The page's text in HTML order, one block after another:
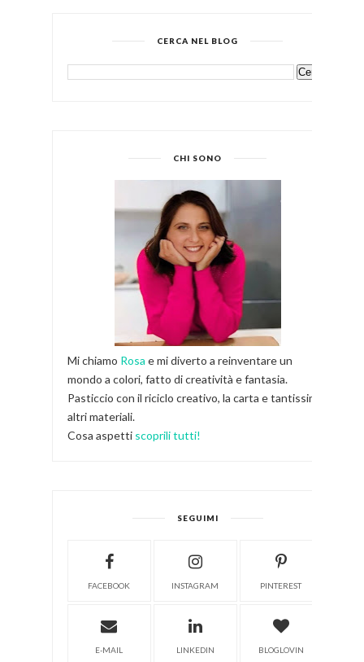
CERCA NEL BLOG
CHI SONO
Mi chiamo Rosa e mi diverto a reinventare un
mondo a colori, fatto di creatività e fantasia.
Pasticcio con il riciclo creativo, la carta e tantissimi
altri materiali.
Cosa aspetti scoprili tutti!
SEGUIMI
FACEBOOK INSTAGRAM PINTEREST
E-MAIL LINKEDIN BLOGLOVIN